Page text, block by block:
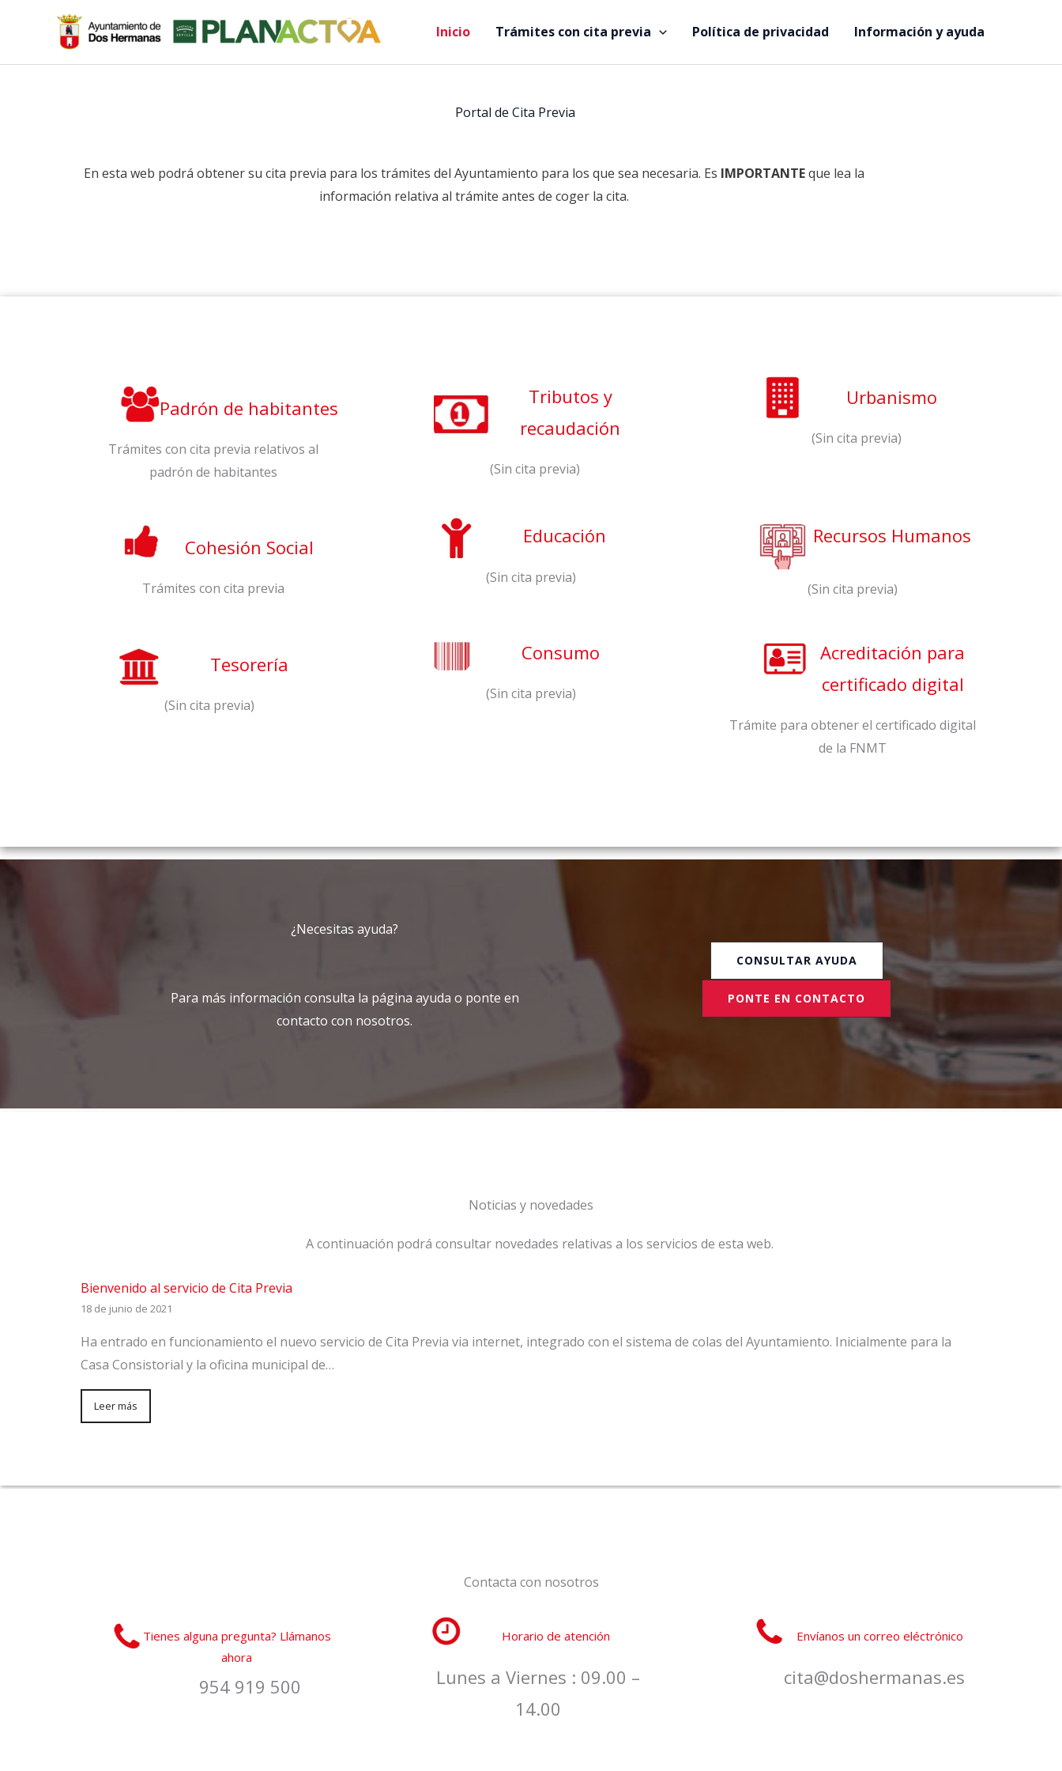
Inicio Trámites con cita previa Política de privacidad Información y ayuda
Portal de Cita Previa
En esta web podrá obtener su cita previa para los trámites del Ayuntamiento para los que sea necesaria. Es IMPORTANTEque lea la
información relativa al trámite antes de coger la cita.
Padrón de habitantes
Trámites con cita previa relativos al
padrón de habitantes
Tributos y
recaudación
(Sin cita previa)
Urbanismo
(Sin cita previa)
Cohesión Social
Trámites con cita previa
Educación
(Sin cita previa)
Recursos Humanos
(Sin cita previa)
Tesorería
(Sin cita previa)
Consumo
(Sin cita previa)
Acreditación para
certificado digital
Trámite para obtener el certificado digital
de la FNMT
¿Necesitas ayuda?
Para más información consulta la página ayuda o ponte en
contacto con nosotros.
CONSULTAR AYUDA
PONTE EN CONTACTO
Noticias y novedades
A continuación podrá consultar novedades relativas a los servicios de esta web.
Bienvenido al servicio de Cita Previa
18 de junio de 2021
Ha entrado en funcionamiento el nuevo servicio de Cita Previa via internet, integrado con el sistema de colas del Ayuntamiento. Inicialmente para la
Casa Consistorial y la oficina municipal de…
Leer más
Contacta con nosotros
Tienes alguna pregunta? Llámanos
ahora
954 919 500
Horario de atención
Lunes a Viernes : 09.00 –
14.00
Envíanos un correo eléctrónico
cita@doshermanas.es